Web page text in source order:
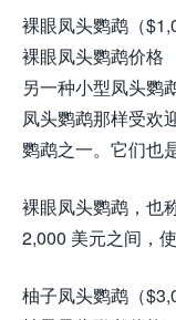
裸眼凤头鹦鹉（
裸眼凤头鹦鹉价格
另一种小型凤头鹦
凤头鹦鹉那样受欢
鹦鹉之一。它们也
裸眼凤头鹦鹉，也
2,000 美元之间，
柚子凤头鹦鹉（